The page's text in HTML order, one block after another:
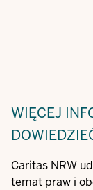
WIĘCEJ
Caritas NRW
temat praw i